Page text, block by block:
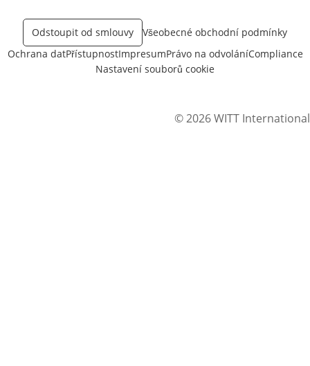
Odstoupit od smlouvy
Všeobecné obchodní podmínky
Ochrana datPřístupnostImpresumPrávo na odvoláníCompliance
Nastavení souborů cookie
© 2026 WITT International